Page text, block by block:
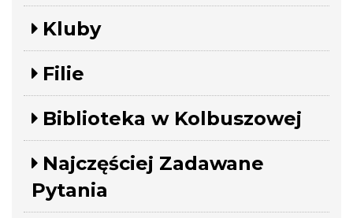
Kluby
Filie
Biblioteka w Kolbuszowej
Najczęściej Zadawane
Pytania